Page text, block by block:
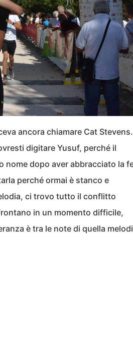
ancora chiamare Cat Stevens.
digitare Yusuf, perché il
dopo aver abbracciato la
perché ormai è stanco e
ci trovo tutto il conflitto
in un momento difficile,
è tra le note di quella